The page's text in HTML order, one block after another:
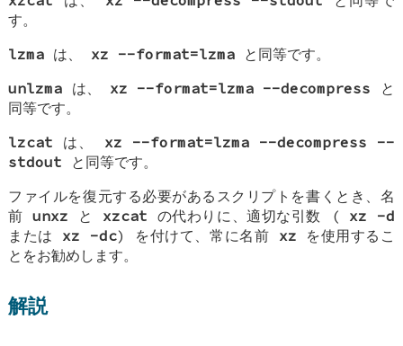
す。
lzma は、 xz --format=lzma と同等です。
unlzma は、 xz --format=lzma --decompress と
同等です。
lzcat は、 xz --format=lzma --decompress --
stdout と同等です。
ファイルを復元する必要があるスクリプトを書くとき、名
前unxz と xzcat の代わりに、適切な引数 ( xz -d
または xz -dc) を付けて、常に名前 xz を使用するこ
とをお勧めします。
解説